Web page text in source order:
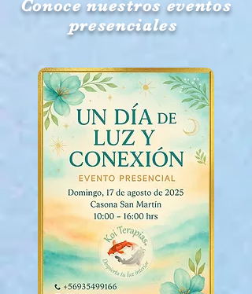
Conoce nuestros eventos
presenciales